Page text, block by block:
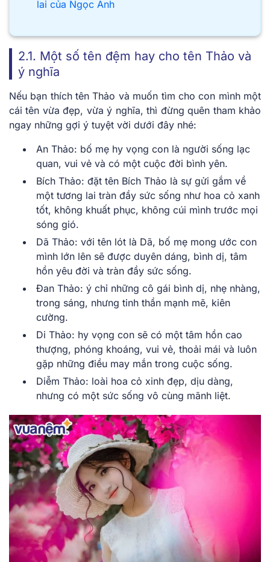
lai của Ngọc Anh
2.1. Một số tên đệm hay cho tên Thảo và
ý nghĩa
Nếu bạn thích tên Thảo và muốn tìm cho con mình một
cái tên vừa đẹp, vừa ý nghĩa, thì đừng quên tham khảo
ngay những gợi ý tuyệt vời dưới đây nhé:
An Thảo: bố mẹ hy vọng con là người sống lạc
quan, vui vẻ và có một cuộc đời bình yên.
Bích Thảo: đặt tên Bích Thảo là sự gửi gắm về
một tương lai tràn đầy sức sống như hoa cỏ xanh
tốt, không khuất phục, không cúi mình trước mọi
sóng gió.
Dã Thảo: với tên lót là Dã, bố mẹ mong ước con
mình lớn lên sẽ được duyên dáng, bình dị, tâm
hồn yêu đời và tràn đầy sức sống.
Đan Thảo: ý chỉ những cô gái bình dị, nhẹ nhàng,
trong sáng, nhưng tinh thần mạnh mẽ, kiên
cường.
Di Thảo: hy vọng con sẽ có một tâm hồn cao
thượng, phóng khoáng, vui vẻ, thoải mái và luôn
gặp những điều may mắn trong cuộc sống.
Diễm Thảo: loài hoa cỏ xinh đẹp, dịu dàng,
nhưng có một sức sống vô cùng mãnh liệt.